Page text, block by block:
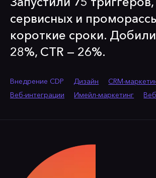
сервисных и
короткие сроки.
28%, CTR — 26%.
Внедрение CDP Дизайн
CRM-
Веб-интеграции
Имейл-маркетинг